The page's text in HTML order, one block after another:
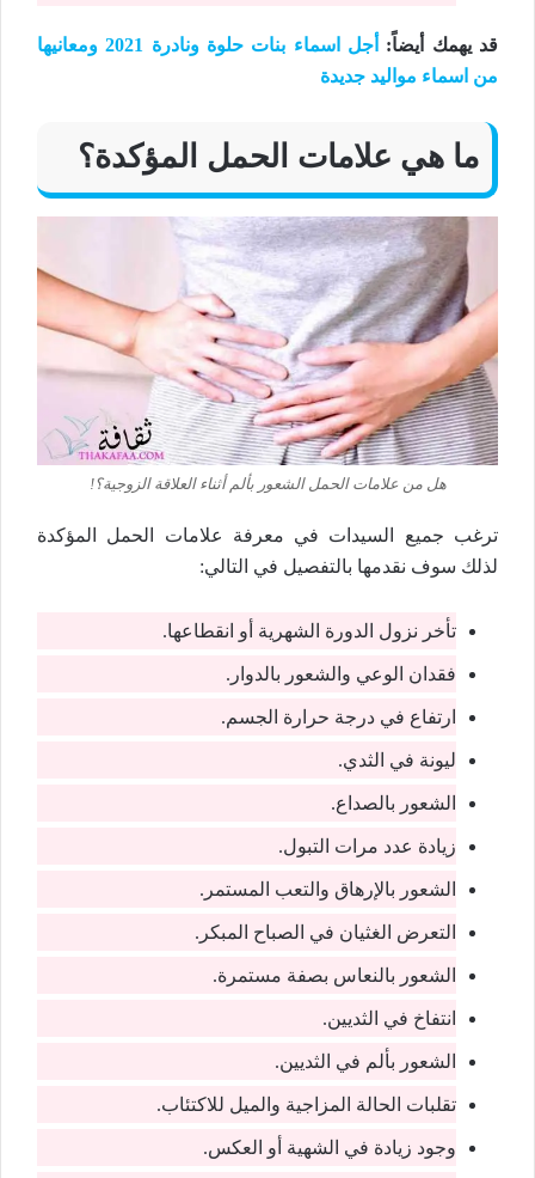
قد يهمك أيضاً:
أجل اسماء بنات حلوة ونادرة 2021 ومعانيها
من اسماء مواليد جديدة
ما هي علامات الحمل المؤكدة؟
هل من علامات الحمل الشعور بألم أثناء العلاقة الزوجية؟!
ترغب جميع السيدات في معرفة علامات الحمل المؤكدة
لذلك سوف نقدمها بالتفصيل في التالي:
تأخر نزول الدورة الشهرية أو انقطاعها.
فقدان الوعي والشعور بالدوار.
ارتفاع في درجة حرارة الجسم.
ليونة في الثدي.
الشعور بالصداع.
زيادة عدد مرات التبول.
الشعور بالإرهاق والتعب المستمر.
التعرض الغثيان في الصباح المبكر.
الشعور بالنعاس بصفة مستمرة.
انتفاخ في الثديين.
الشعور بألم في الثديين.
تقلبات الحالة المزاجية والميل للاكتئاب.
وجود زيادة في الشهية أو العكس.